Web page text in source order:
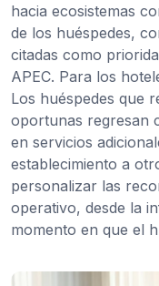
hacia ecosistemas
de los huéspedes,
citadas como
APEC. Para los
Los huéspedes que
oportunas regresan
en servicios
establecimiento a
personalizar las
operativo, desde la
momento en que el